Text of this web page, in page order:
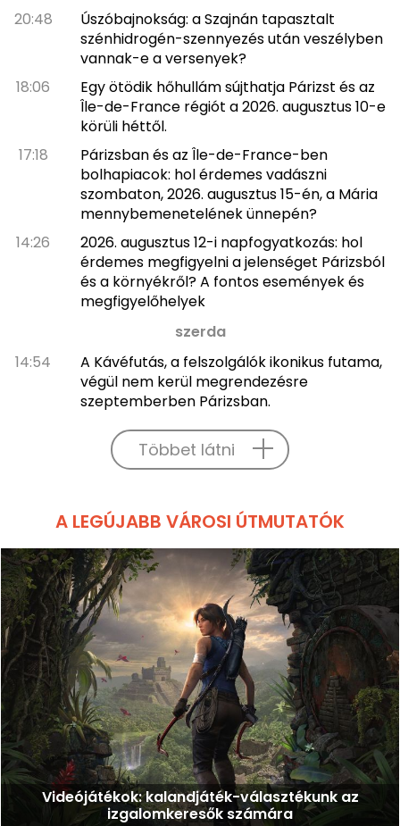
20:48
Úszóbajnokság: a Szajnán tapasztalt
szénhidrogén-szennyezés után veszélyben
vannak-e a versenyek?
18:06
Egy ötödik hőhullám sújthatja Párizst és az
Île-de-France régiót a 2026. augusztus 10-e
körüli héttől.
17:18
Párizsban és az Île-de-France-ben
bolhapiacok: hol érdemes vadászni
szombaton, 2026. augusztus 15-én, a Mária
mennybemenetelének ünnepén?
14:26
2026. augusztus 12-i napfogyatkozás: hol
érdemes megfigyelni a jelenséget Párizsból
és a környékről? A fontos események és
megfigyelőhelyek
szerda
14:54
A Kávéfutás, a felszolgálók ikonikus futama,
végül nem kerül megrendezésre
szeptemberben Párizsban.
Többet látni
A LEGÚJABB VÁROSI ÚTMUTATÓK
Videójátékok: kalandjáték-választékunk az
izgalomkeresők számára